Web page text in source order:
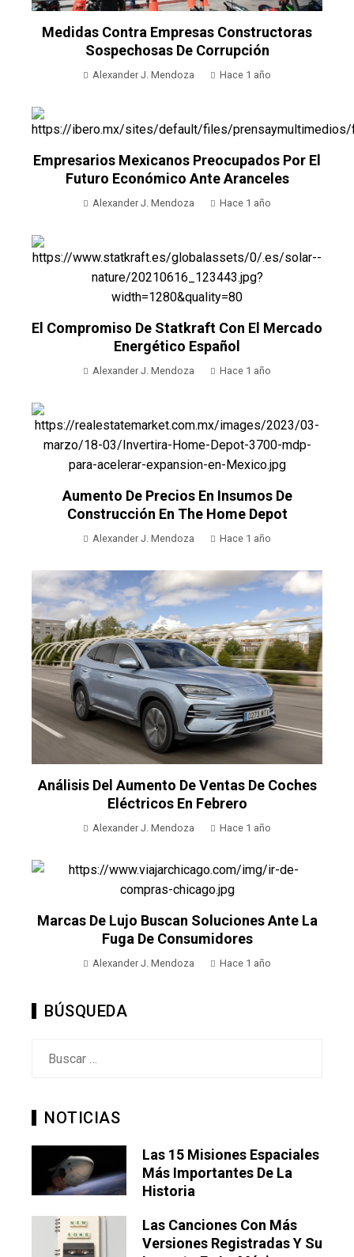
Medidas Contra Empresas Constructoras
Sospechosas De Corrupción
Alexander J. Mendoza Hace 1 año
Empresarios Mexicanos Preocupados Por El
Futuro Económico Ante Aranceles
Alexander J. Mendoza Hace 1 año
El Compromiso De Statkraft Con El Mercado
Energético Español
Alexander J. Mendoza Hace 1 año
Aumento De Precios En Insumos De
Construcción En The Home Depot
Alexander J. Mendoza Hace 1 año
Análisis Del Aumento De Ventas De Coches
Eléctricos En Febrero
Alexander J. Mendoza Hace 1 año
Marcas De Lujo Buscan Soluciones Ante La
Fuga De Consumidores
Alexander J. Mendoza Hace 1 año
BÚSQUEDA
NOTICIAS
Las 15 Misiones Espaciales
Más Importantes De La
Historia
Las Canciones Con Más
Versiones Registradas Y Su